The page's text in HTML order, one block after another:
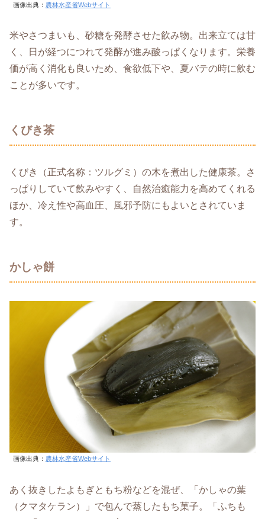
画像出典： 農林水産省Webサイト
米やさつまいも、砂糖を発酵させた飲み物。出来立ては甘
く、日が経つにつれて発酵が進み酸っぱくなります。栄養
価が高く消化も良いため、食欲低下や、夏バテの時に飲む
ことが多いです。
くびき茶
くびき（正式名称：ツルグミ）の木を煮出した健康茶。さ
っぱりしていて飲みやすく、自然治癒能力を高めてくれる
ほか、冷え性や高血圧、風邪予防にもよいとされていま
す。
かしゃ餅
画像出典： 農林水産省Webサイト
あく抜きしたよもぎともち粉などを混ぜ、「かしゃの葉
（クマタケラン）」で包んで蒸したもち菓子。「ふちも